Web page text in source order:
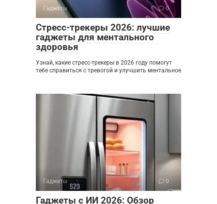
Гаджеты 0
Стресс-трекеры 2026: лучшие
гаджеты для ментального
здоровья
Узнай, какие стресс-трекеры в 2026 году помогут
тебе справиться с тревогой и улучшить ментальное
Гаджеты 0
Гаджеты с ИИ 2026: Обзор